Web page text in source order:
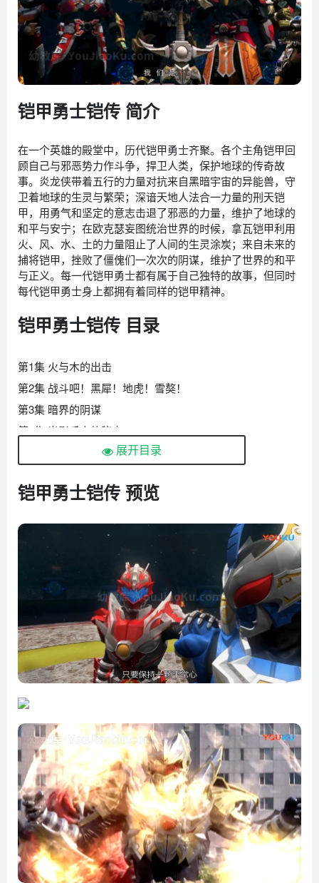
铠甲勇士铠传 简介
在一个英雄的殿堂中，历代铠甲勇士齐聚。各个主角铠甲回
顾自己与邪恶势力作斗争，捍卫人类，保护地球的传奇故
事。炎龙侠带着五行的力量对抗来自黑暗宇宙的异能兽，守
卫着地球的生灵与繁荣；深谙天地人法合一力量的刑天铠
甲，用勇气和坚定的意志击退了邪恶的力量，维护了地球的
和平与安宁；在欧克瑟妄图统治世界的时候，拿瓦铠甲利用
火、风、水、土的力量阻止了人间的生灵涂炭；来自未来的
捕将铠甲，挫败了僵傀们一次次的阴谋，维护了世界的和平
与正义。每一代铠甲勇士都有属于自己独特的故事，但同时
每代铠甲勇士身上都拥有着同样的铠甲精神。
铠甲勇士铠传 目录
第1集 火与木的出击
第2集 战斗吧！黑犀！地虎！雪獒！
第3集 暗界的阴谋
第4集 光影后人的秘密
第7集 光之帝皇铠甲
第9集 决战上古魔兽
第10集 火之刑天铠甲
第11集 疾如风，不动如山
第12集 保护地球能晶
第13集 库拉现身
第14集 庚伮金刚杵
第15集 决战修罗铠甲
第16集 出击！焰之拿瓦
第17集 海啸、飓风、绝峭的力量
第18集 欧克瑟之王
第19集 青山之感染
第20集 绝望的柯胜
第21集 决战！欧克瑟
第22集 雷霆雅塔莱斯
第23集 消灭暴俎虫皇
第24集 捕将升级！帝狮将卡魄
第25集 皇蜂、天蝠、王鲨之降临
展开目录
铠甲勇士铠传 预览